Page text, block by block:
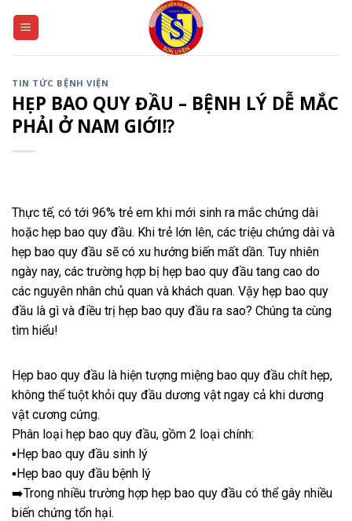
TIN TỨC BỆNH VIỆN
HẸP BAO QUY ĐẦU – BỆNH LÝ DỄ MẮC
PHẢI Ở NAM GIỚI⁉
Thực tế, có tới 96% trẻ em khi mới sinh ra mắc chứng dài
hoặc hẹp bao quy đầu. Khi trẻ lớn lên, các triệu chứng dài và
hẹp bao quy đầu sẽ có xu hướng biến mất dần. Tuy nhiên
ngày nay, các trường hợp bị hẹp bao quy đầu tang cao do
các nguyên nhân chủ quan và khách quan. Vậy hẹp bao quy
đầu là gì và điều trị hẹp bao quy đầu ra sao? Chúng ta cùng
tìm hiểu!
Hẹp bao quy đầu là hiện tượng miệng bao quy đầu chít hẹp,
không thể tuột khỏi quy đầu dương vật ngay cả khi dương
vật cương cứng.
Phân loại hẹp bao quy đầu, gồm 2 loại chính:
▪️Hẹp bao quy đầu sinh lý
▪️Hẹp bao quy đầu bệnh lý
➡️Trong nhiều trường hợp hẹp bao quy đầu có thể gây nhiều
biến chứng tổn hại.